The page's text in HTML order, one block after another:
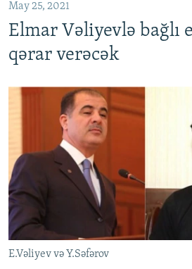
qayıt
Axtarışa
#ƏSLINDƏ
QANUNI DOĞRU
ARAŞDIRMA
MULTIMEDIA
FOTOQALEREYA
İNFOQRAFIKA
KARIKATURA
RADIO ARXIV
OXU ZALI
AZƏRBAYCAN ƏDƏBIYYATI KITABXANASI
İSLAM VƏ DEMOKRATIYA
HAQQIMIZDA
MISSIYAMIZ
PEŞƏ ETIKASI VƏ JURNALISTIKA
BIZI IZLƏ
May 25, 2021
Elmar Vəliyevlə bağlı
qərar verəcək
E.Vəliyev və Y.Səfərov